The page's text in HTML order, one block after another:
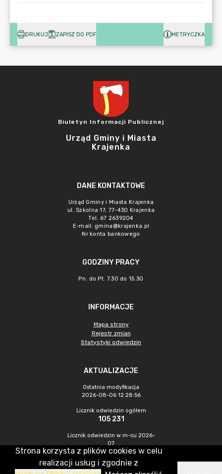
DRUKUJ ZAPISZ DO PDF METRYCZKA
Biuletyn Informacji Publicznej
Urząd Gminy i Miasta
Krajenka
DANE KONTAKTOWE
Urząd Gminy i Miasta Krajenka
ul. Szkolna 17, 77-430 Krajenka
Tel. 67 2639204
E-mail: gmina@krajenka.pl
Nr konta bankowego
GODZINY PRACY
Pn. do Pt. 7.30 do 15.30
INFORMACJE
Mapa strony
Rejestr zmian
Statystyki odwiedzin
AKTUALIZACJE
Ostatnia modyfikacja
2026-08-06 12:28:56
Licznik odwiedzin ogółem
105 231
Licznik odwiedzin w m-cu 2026-
07
607
Strona korzysta z plików cookies w celu
realizacji usług i zgodnie z